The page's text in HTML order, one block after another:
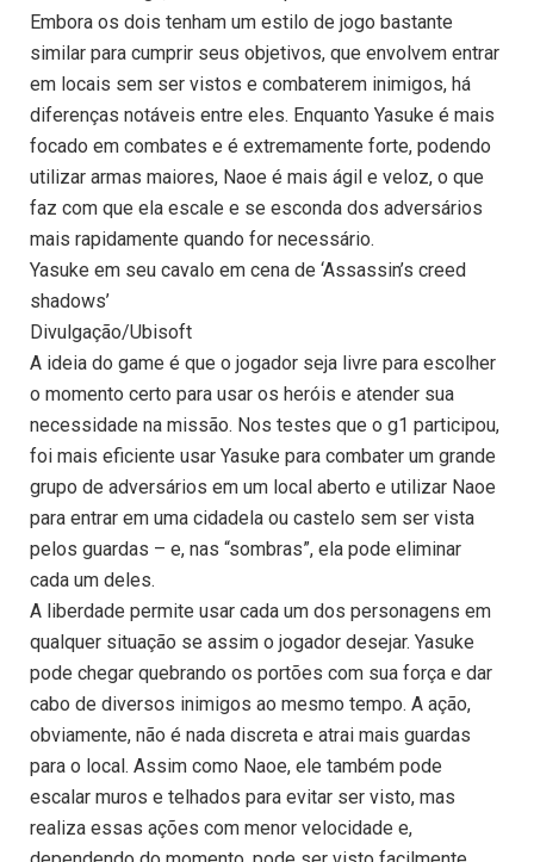
Embora os dois tenham um estilo de jogo bastante
similar para cumprir seus objetivos, que envolvem entrar
em locais sem ser vistos e combaterem inimigos, há
diferenças notáveis entre eles. Enquanto Yasuke é mais
focado em combates e é extremamente forte, podendo
utilizar armas maiores, Naoe é mais ágil e veloz, o que
faz com que ela escale e se esconda dos adversários
mais rapidamente quando for necessário.
Yasuke em seu cavalo em cena de ‘Assassin’s creed
shadows’
Divulgação/Ubisoft
A ideia do game é que o jogador seja livre para escolher
o momento certo para usar os heróis e atender sua
necessidade na missão. Nos testes que o g1 participou,
foi mais eficiente usar Yasuke para combater um grande
grupo de adversários em um local aberto e utilizar Naoe
para entrar em uma cidadela ou castelo sem ser vista
pelos guardas – e, nas “sombras”, ela pode eliminar
cada um deles.
A liberdade permite usar cada um dos personagens em
qualquer situação se assim o jogador desejar. Yasuke
pode chegar quebrando os portões com sua força e dar
cabo de diversos inimigos ao mesmo tempo. A ação,
obviamente, não é nada discreta e atrai mais guardas
para o local. Assim como Naoe, ele também pode
escalar muros e telhados para evitar ser visto, mas
realiza essas ações com menor velocidade e,